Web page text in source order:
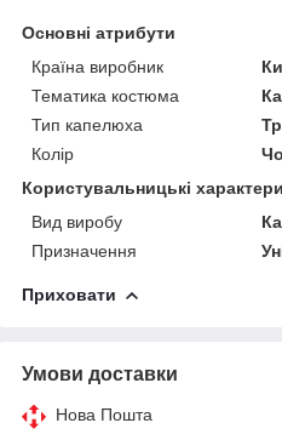
Основні атрибути
Країна виробник
Тематика костюма
Тип капелюха
Колір
Користувальницькі
Вид виробу
Призначення
Приховати
Умови доставки
Нова Пошта